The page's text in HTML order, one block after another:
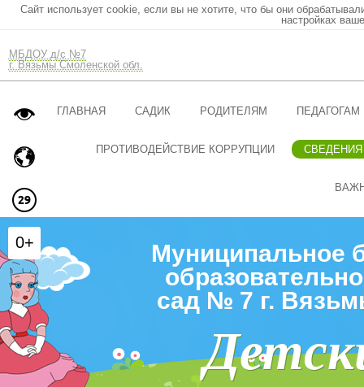
Сайт использует cookie, если вы не хотите, что бы они
настройках
МБДОУ д/с №7
г. Вязьмы Смоленской обл.
ГЛАВНАЯ САДИК РОДИТЕЛЯМ ПЕДАГОГАМ
ПРОТИВОДЕЙСТВИЕ КОРРУПЦИИ
Муниципальное
сад № 7 г.
0+